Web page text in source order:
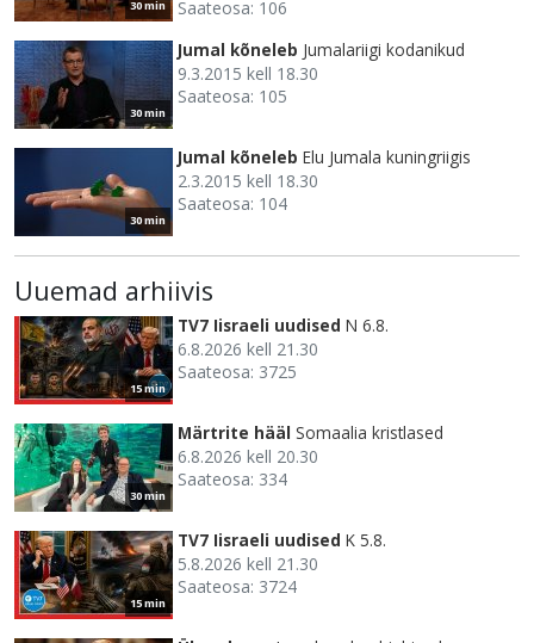
30 min
Saateosa: 106
30 min
Jumal kõneleb Jumalariigi kodanikud
9.3.2015 kell 18.30
Saateosa: 105
30 min
Jumal kõneleb Elu Jumala kuningriigis
2.3.2015 kell 18.30
Saateosa: 104
Uuemad arhiivis
15 min
TV7 Iisraeli uudised N 6.8.
6.8.2026 kell 21.30
Saateosa: 3725
30 min
Märtrite hääl Somaalia kristlased
6.8.2026 kell 20.30
Saateosa: 334
15 min
TV7 Iisraeli uudised K 5.8.
5.8.2026 kell 21.30
Saateosa: 3724